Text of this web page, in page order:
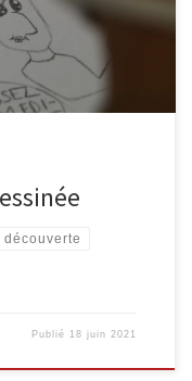
découverte
Publié 18 juin 2021